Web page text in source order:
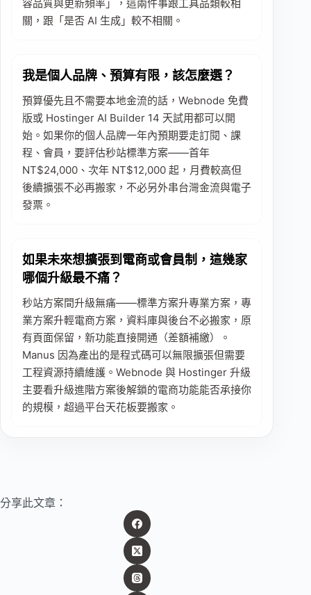
容品質與更新頻率」，這兩件事跟工具品類較相
關，跟「是否 AI 生成」較不相關。
我是個人品牌、預算有限，該怎麼選？
預算優先且不需要本地金流的話，Webnode 免費
版或 Hostinger AI Builder 14 天試用都可以開
始。如果你的個人品牌一年內預期要走訂閱、課
程、會員，要評估秒站標準方案——首年
NT$24,000、次年 NT$12,000 起，月費較高但
後續擴張不必再搬家，不必另外串台灣金流與電子
發票。
如果未來想擴張到電商或會員制，這幾家
哪個升級最不痛？
秒站方案間升級無痛——標準方案升專業方案，專
業方案升輕電商方案，資料庫與後台不必搬家，原
有頁面保留，新功能直接開通（差額補繳）。
Manus 因為產出的是程式碼可以無限擴張但需要
工程資源持續維護。Webnode 與 Hostinger 升級
主要看升級進階方案後解鎖的電商功能能否承接你
的規模，超過平台天花板要搬家。
分享此文章：